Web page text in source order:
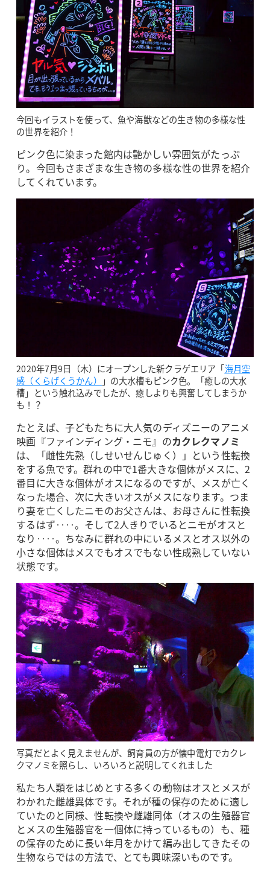
今回もイラストを使って、魚や海獣などの生き物の多様な性
の世界を紹介！
ピンク色に染まった館内は艶かしい雰囲気がたっぷ
り。今回もさまざまな生き物の多様な性の世界を紹介
してくれています。
2020年7月9日（木）にオープンした新クラゲエリア「海月空
感（くらげくうかん）
」の大水槽もピンク色。「癒しの大水
槽」という触れ込みでしたが、癒しよりも興奮してしまうか
も！？
たとえば、子どもたちに大人気のディズニーのアニメ
映画『ファインディング・ニモ』のカクレクマノミ
は、「雌性先熟（しせいせんじゅく）」という性転換
をする魚です。群れの中で1番大きな個体がメスに、2
番目に大きな個体がオスになるのですが、メスが亡く
なった場合、次に大きいオスがメスになります。つま
り妻を亡くしたニモのお父さんは、お母さんに性転換
するはず‥‥。そして2人きりでいるとニモがオスと
なり‥‥。ちなみに群れの中にいるメスとオス以外の
小さな個体はメスでもオスでもない性成熟していない
状態です。
写真だとよく見えませんが、飼育員の方が懐中電灯でカクレ
クマノミを照らし、いろいろと説明してくれました
私たち人類をはじめとする多くの動物はオスとメスが
わかれた雌雄異体です。それが種の保存のために適し
ていたのと同様、性転換や雌雄同体（オスの生殖器官
とメスの生殖器官を一個体に持っているもの）も、種
の保存のために長い年月をかけて編み出してきたその
生物ならではの方法で、とても興味深いものです。